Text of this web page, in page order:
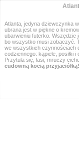
Atlanta, jedyna dziewczynka
ubrana jest w piękne o
ubarwieniu futerko. Wszędzie
bo wszystko musi zobaczyć.
we wszystkich czynnościach
codziennego: kąpiele, posiłki i
Przytula się, łasi, mruczy
cudowną kocią przyjaciółką!